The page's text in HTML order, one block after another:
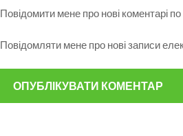
Повідомити мене про нові коментарі по
Повідомляти мене про нові записи